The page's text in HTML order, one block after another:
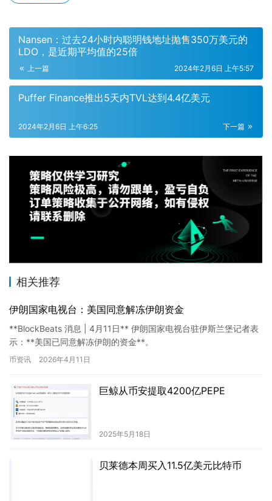
Nansen：过去24小时内聪明钱地址抛售350万美元的
LDO，是近期平均值的25倍
上一篇 2024年2月6日 上午5:57
Puffer Finance推出5天内TVL达到4.4亿美元
下一篇
2024年2月6日 上午6:25
相关推荐
伊朗国家电视台：美国同意解冻伊朗资金
**BlockBeats 消息 | 4月11日** 伊朗国家电视台驻伊斯兰堡记者表
示：**美国已同意解冻伊朗的资金**。
币资讯 2026年4月11日
巨鲸从币安提取4200亿PEPE
2025年5月18日
贝莱德本周买入11.5亿美元比特币